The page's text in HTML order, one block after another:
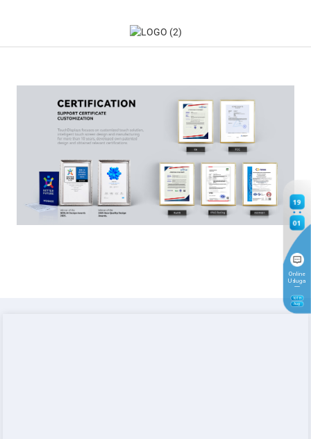
19
01
Online
Usluga
10TH
Aug